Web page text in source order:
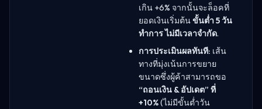
เกิน +6% จากนั้นจะล็อคที่
ยอดเงินเริ่มต้นขั้นต่ำ 5 วัน
ทำการไม่มีเวลาจำกัด.
การประเมินผลทันที: เส้น
ทางที่มุ่งเน้นการขยาย
ขนาดซึ่งผู้ค้าสามารถขอ
“ถอนเงิน & อัปเดต” ที่
+10%(ไม่มีขั้นต่ำวัน